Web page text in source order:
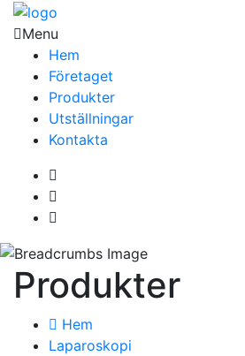
Menu
Hem
Företaget
Produkter
Utställningar
Kontakta
Produkter
Hem
Laparoskopi